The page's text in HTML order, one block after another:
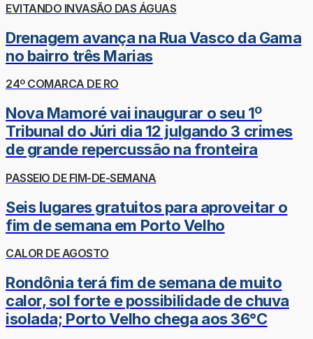
EVITANDO INVASÃO DAS ÁGUAS
Drenagem avança na Rua Vasco da Gama
no bairro três Marias
24º COMARCA DE RO
Nova Mamoré vai inaugurar o seu 1º
Tribunal do Júri dia 12 julgando 3 crimes
de grande repercussão na fronteira
PASSEIO DE FIM-DE-SEMANA
Seis lugares gratuitos para aproveitar o
fim de semana em Porto Velho
CALOR DE AGOSTO
Rondônia terá fim de semana de muito
calor, sol forte e possibilidade de chuva
isolada; Porto Velho chega aos 36°C